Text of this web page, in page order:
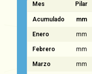
Mes Pilar
Acumulado mm
Enero mm
Febrero mm
Marzo mm